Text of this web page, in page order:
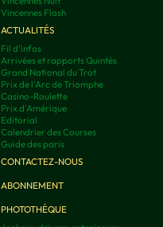
Vincennes Flash
ACTUALITÉS
Fil d'infos
Arrivées et rapports Quintés
Grand National du Trot
Prix de l'Arc de Triomphe
Casino-Roulette
Prix d'Amérique
Editorial
Calendrier des Courses
Guide des paris
CONTACTEZ-NOUS
ABONNEMENT
PHOTOTHÈQUE